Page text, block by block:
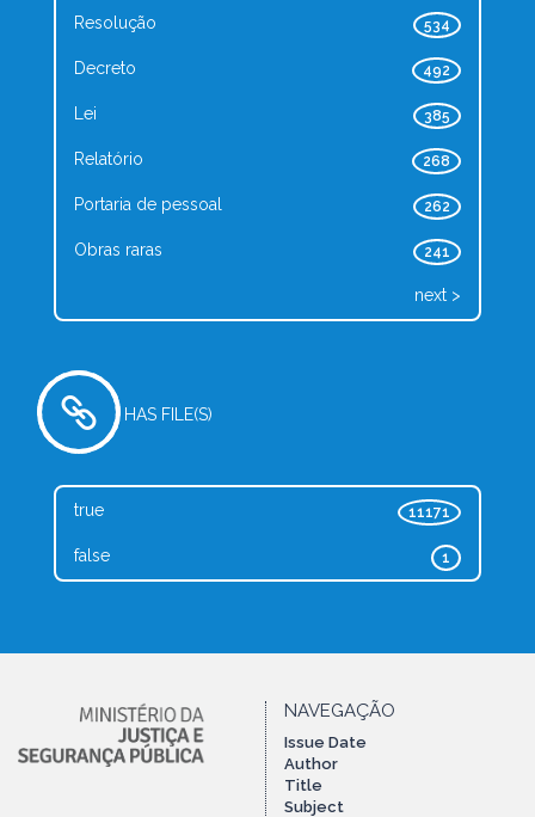
534
Resolução
492
Decreto
385
Lei
268
Relatório
262
Portaria de pessoal
241
Obras raras
next >
HAS FILE(S)
11171
true
1
false
NAVEGAÇÃO
Issue Date
Author
Title
Subject